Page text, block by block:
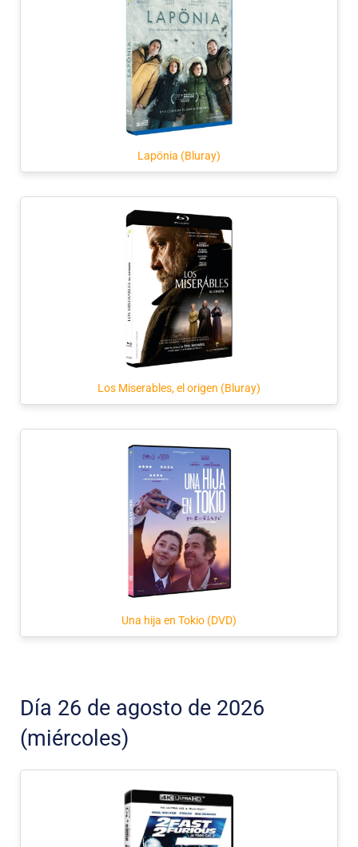
Lapönia (Bluray)
Los Miserables, el origen (Bluray)
Una hija en Tokio (DVD)
Día 26 de agosto de 2026
(miércoles)